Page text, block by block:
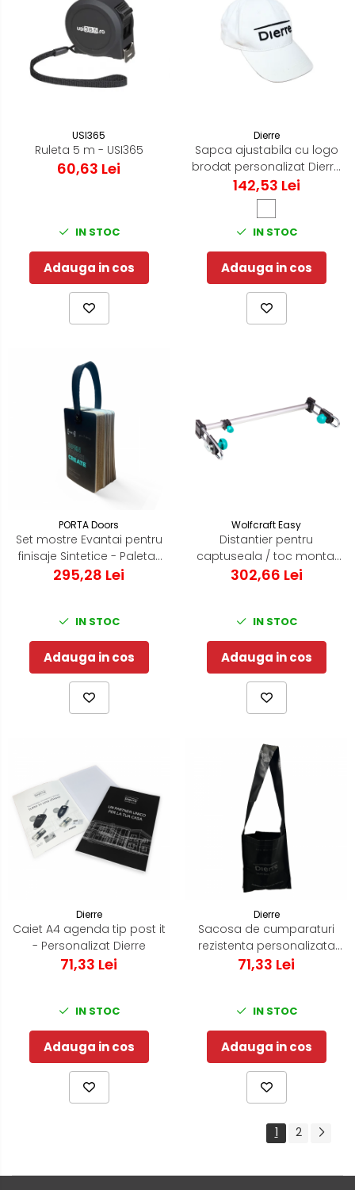
USI365
Ruleta 5 m - USI365
60,63 Lei
IN STOC
Adauga in cos
Dierre
Sapca ajustabila cu logo
brodat personalizat Dierre
- Alb
142,53 Lei
IN STOC
Adauga in cos
PORTA Doors
Set mostre Evantai pentru
finisaje Sintetice - Paletar
Porta Doors
295,28 Lei
IN STOC
Adauga in cos
Wolfcraft Easy
Distantier pentru
captuseala / toc montaj
usa de interior - Wolfcraft
302,66 Lei
IN STOC
Adauga in cos
Dierre
Caiet A4 agenda tip post it
- Personalizat Dierre
71,33 Lei
IN STOC
Adauga in cos
Dierre
Sacosa de cumparaturi
rezistenta personalizata
Dierre
71,33 Lei
IN STOC
Adauga in cos
1 2